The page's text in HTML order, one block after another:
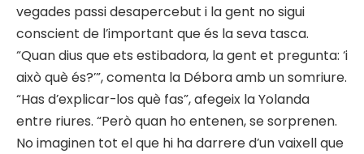
vegades passi desapercebut i la gent no sigui
conscient de l’important que és la seva tasca.
“Quan dius que ets estibadora, la gent et pregunta: ‘i
això què és?’”, comenta la Débora amb un somriure.
“Has d’explicar-los què fas”, afegeix la Yolanda
entre riures. “Però quan ho entenen, se sorprenen.
No imaginen tot el que hi ha darrere d’un vaixell que